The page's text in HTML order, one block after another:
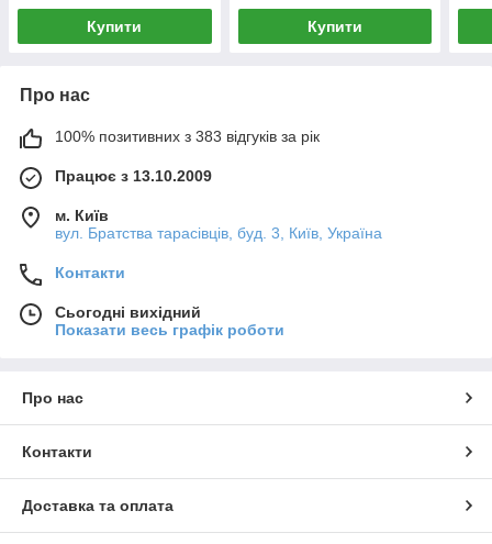
Купити Купити
Про нас
100% позитивних з 383 відгуків за рік
Працює з 13.10.2009
м. Київ
вул. Братства тарасівців, буд. 3, Київ, Україна
Контакти
Сьогодні вихідний
Показати весь графік роботи
Про нас
Контакти
Доставка та оплата